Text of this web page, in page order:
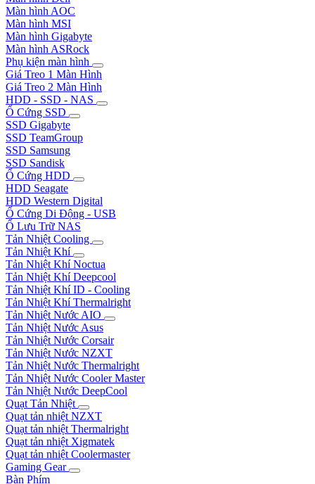
Màn hình AOC
Màn hình MSI
Màn hình Gigabyte
Màn hình ASRock
Phụ kiện màn hình
Giá Treo 1 Màn Hình
Giá Treo 2 Màn Hình
HDD - SSD - NAS
Ổ Cứng SSD
SSD Gigabyte
SSD TeamGroup
SSD Samsung
SSD Sandisk
Ổ Cứng HDD
HDD Seagate
HDD Western Digital
Ổ Cứng Di Động - USB
Ổ Lưu Trữ NAS
Tản Nhiệt Cooling
Tản Nhiệt Khí
Tản Nhiệt Khí Noctua
Tản Nhiệt Khí Deepcool
Tản Nhiệt Khí ID - Cooling
Tản Nhiệt Khí Thermalright
Tản Nhiệt Nước AIO
Tản Nhiệt Nước Asus
Tản Nhiệt Nước Corsair
Tản Nhiệt Nước NZXT
Tản Nhiệt Nước Thermalright
Tản Nhiệt Nước Cooler Master
Tản Nhiệt Nước DeepCool
Quạt Tản Nhiệt
Quạt tản nhiệt NZXT
Quạt tản nhiệt Thermalright
Quạt tản nhiệt Xigmatek
Quạt tản nhiệt Coolermaster
Gaming Gear
Bàn Phím